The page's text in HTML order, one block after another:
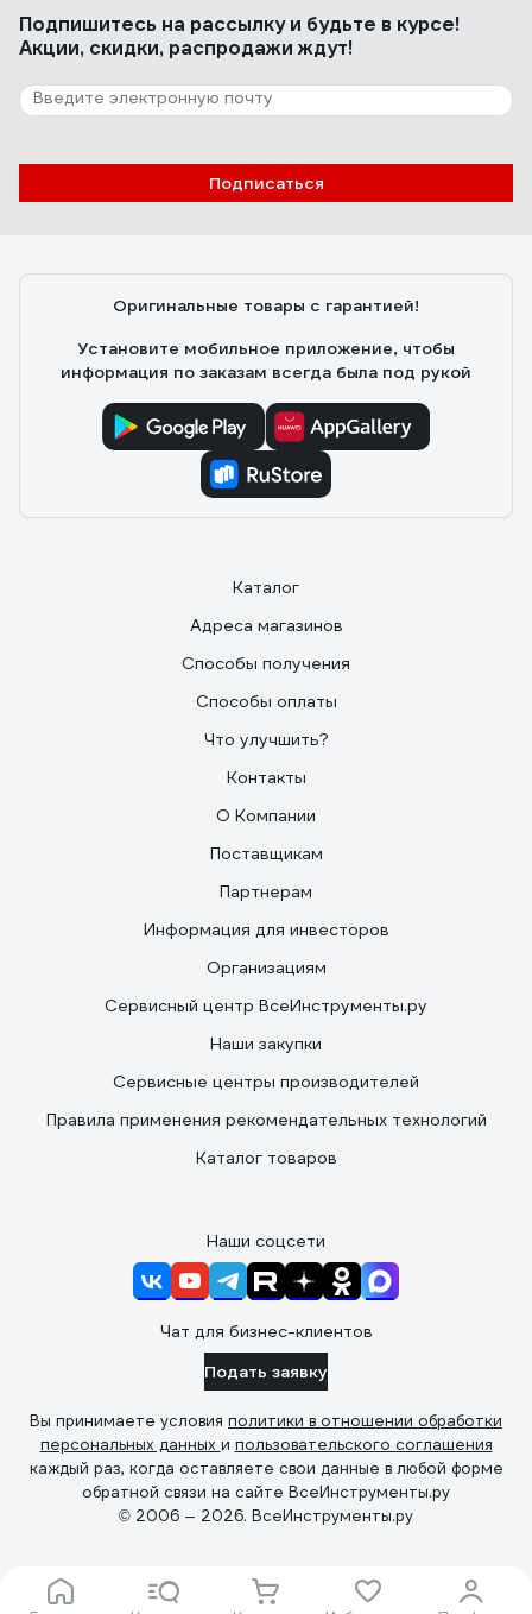
Подпишитесь на рассылкуи будьте в курсе!
Акции, скидки, распродажи ждут!
Подписаться
Оригинальные товары с гарантией!
Установите мобильное приложение, чтобы
информация по заказам всегда была под рукой
Каталог
Адреса магазинов
Способы получения
Способы оплаты
Что улучшить?
Контакты
О Компании
Поставщикам
Партнерам
Информация для инвесторов
Организациям
Сервисный центр ВсеИнструменты.ру
Наши закупки
Сервисные центры производителей
Правила применения рекомендательных технологий
Каталог товаров
Наши соцсети
Чат для бизнес-клиентов
Подать заявку
Вы принимаете условия политики в отношении обработки
персональных данных и пользовательского соглашения
каждый раз, когда оставляете свои данные в любой форме
обратной связи на сайте ВсеИнструменты.ру
© 2006 — 2026. ВсеИнструменты.ру